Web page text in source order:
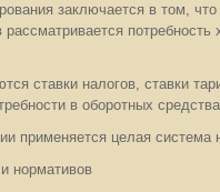
заключается в том,
рассматривается
ставки налогов, ставки
в оборотных
применяется целая система
нормативов